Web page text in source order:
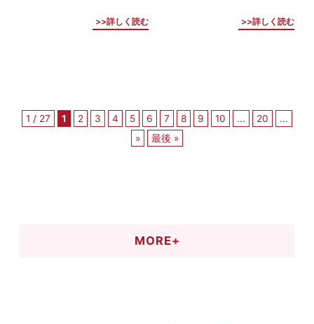
詳しく読む 詳しく読む
1 / 27 1 2 3 4 5 6 7 8 9 10 ... 20
...
»
最後 »
MORE+